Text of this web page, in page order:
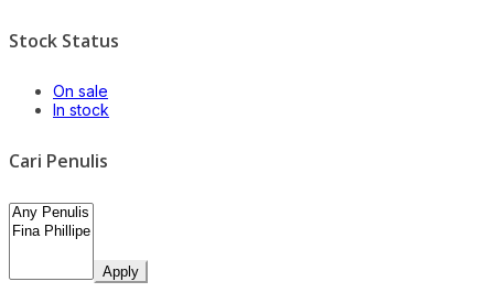
Stock Status
On sale
In stock
Cari Penulis
Apply